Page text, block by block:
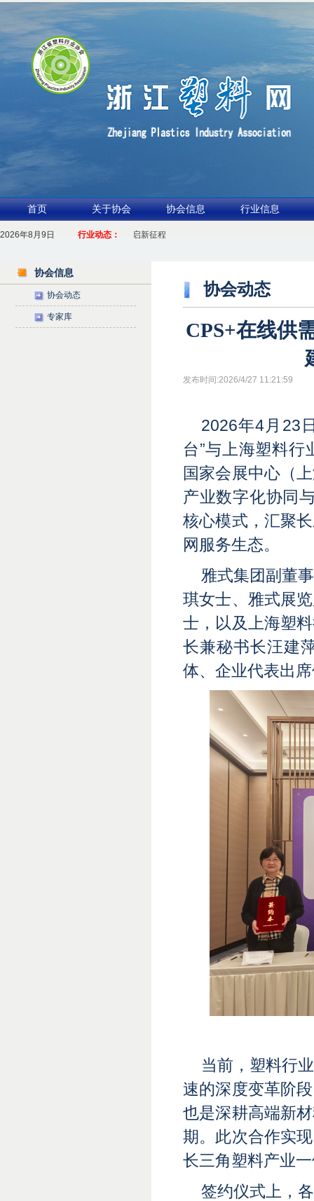
首页 关于协会 协会信息 行业信息
2026年8月9日 行业动态：
1.聚力产业链 共启新征程
协会信息
协会动态
专家库
协会动态
CPS+在线供
发布时间:2026/4/27 11:21:59
2026年4月23
台”与上海塑料
国家会展中心（
产业数字化协同
核心模式，汇聚
网服务生态。
雅式集团副董
琪女士、雅式展
士，以及上海塑
长兼秘书长汪建
体、企业代表出
当前，塑料行
速的深度变革阶
也是深耕高端新
期。此次合作实
长三角塑料产业
签约仪式上，